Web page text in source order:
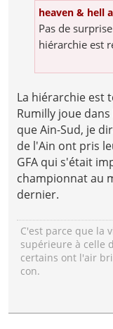
heaven & hell
Pas de
hiérarchie est
La hiérarchie est
Rumilly joue
que Ain-Sud, je
de l'Ain ont pris
GFA qui s'était
championnat au
dernier.
C'est parce que la
supérieure à celle
certains ont l'air
con.